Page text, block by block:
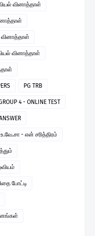
வினாத்தாள்
வினாத்தாள்
PG TRB
4 - ONLINE TEST
உ.வே.சா - என் சரித்திரம்
போட்டி